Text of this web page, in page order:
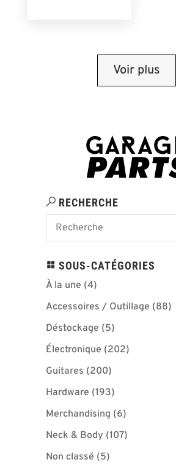
Voir plus
RECHERCHE
SOUS-CATÉGORIES
À la une (4)
Accessoires / Outillage (88)
Déstockage (5)
Électronique (202)
Guitares (200)
Hardware (193)
Merchandising (6)
Neck & Body (107)
Non classé (5)